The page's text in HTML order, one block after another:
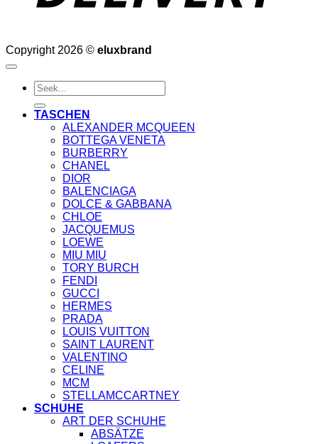
Copyright 2026 © eluxbrand
Suche
nach:
TASCHEN
ALEXANDER MCQUEEN
BOTTEGA VENETA
BURBERRY
CHANEL
DIOR
BALENCIAGA
DOLCE & GABBANA
CHLOE
JACQUEMUS
LOEWE
MIU MIU
TORY BURCH
FENDI
GUCCI
HERMES
PRADA
LOUIS VUITTON
SAINT LAURENT
VALENTINO
CELINE
MCM
STELLAMCCARTNEY
SCHUHE
ART DER SCHUHE
ABSÄTZE